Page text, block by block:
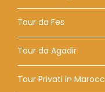
Tour da Fes
Tour da Agadir
Tour Privati ​​in